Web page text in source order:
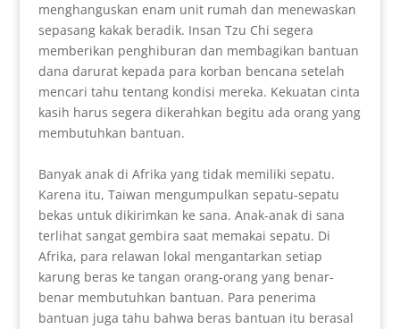
menghanguskan enam unit rumah dan menewaskan
sepasang kakak beradik. Insan Tzu Chi segera
memberikan penghiburan dan membagikan bantuan
dana darurat kepada para korban bencana setelah
mencari tahu tentang kondisi mereka. Kekuatan cinta
kasih harus segera dikerahkan begitu ada orang yang
membutuhkan bantuan.
Banyak anak di Afrika yang tidak memiliki sepatu.
Karena itu, Taiwan mengumpulkan sepatu-sepatu
bekas untuk dikirimkan ke sana. Anak-anak di sana
terlihat sangat gembira saat memakai sepatu. Di
Afrika, para relawan lokal mengantarkan setiap
karung beras ke tangan orang-orang yang benar-
benar membutuhkan bantuan. Para penerima
bantuan juga tahu bahwa beras bantuan itu berasal